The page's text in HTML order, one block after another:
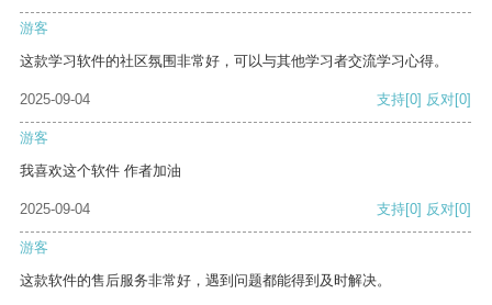
游客
这款学习软件的社区氛围非常好，可以与其他学习者交流学习心得。
2025-09-04 支持[0] 反对[0]
游客
我喜欢这个软件 作者加油
2025-09-04 支持[0] 反对[0]
游客
这款软件的售后服务非常好，遇到问题都能得到及时解决。